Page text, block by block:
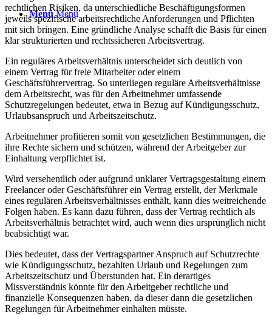
Menü Menü
rechtlichen Risiken, da unterschiedliche Beschäftigungsformen
jeweils spezifische arbeitsrechtliche Anforderungen und Pflichten
mit sich bringen. Eine gründliche Analyse schafft die Basis für einen
klar strukturierten und rechtssicheren Arbeitsvertrag.
Ein reguläres Arbeitsverhältnis unterscheidet sich deutlich von
einem Vertrag für freie Mitarbeiter oder einem
Geschäftsführervertrag. So unterliegen reguläre Arbeitsverhältnisse
dem Arbeitsrecht, was für den Arbeitnehmer umfassende
Schutzregelungen bedeutet, etwa in Bezug auf Kündigungsschutz,
Urlaubsanspruch und Arbeitszeitschutz.
Arbeitnehmer profitieren somit von gesetzlichen Bestimmungen, die
ihre Rechte sichern und schützen, während der Arbeitgeber zur
Einhaltung verpflichtet ist.
Wird versehentlich oder aufgrund unklarer Vertragsgestaltung einem
Freelancer oder Geschäftsführer ein Vertrag erstellt, der Merkmale
eines regulären Arbeitsverhältnisses enthält, kann dies weitreichende
Folgen haben. Es kann dazu führen, dass der Vertrag rechtlich als
Arbeitsverhältnis betrachtet wird, auch wenn dies ursprünglich nicht
beabsichtigt war.
Dies bedeutet, dass der Vertragspartner Anspruch auf Schutzrechte
wie Kündigungsschutz, bezahlten Urlaub und Regelungen zum
Arbeitszeitschutz und Überstunden hat. Ein derartiges
Missverständnis könnte für den Arbeitgeber rechtliche und
finanzielle Konsequenzen haben, da dieser dann die gesetzlichen
Regelungen für Arbeitnehmer einhalten müsste.